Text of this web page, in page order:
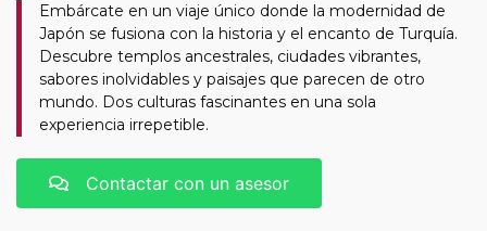
Embárcate en un viaje único donde la modernidad de
Japón se fusiona con la historia y el encanto de Turquía.
Descubre templos ancestrales, ciudades vibrantes,
sabores inolvidables y paisajes que parecen de otro
mundo. Dos culturas fascinantes en una sola
experiencia irrepetible.
Contactar con un asesor